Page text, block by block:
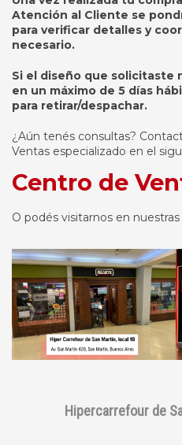
Atención al Cliente se
para verificar detalles y
necesario.
Si el diseño que solicitaste
en un máximo de 5 días
para retirar/despachar.
¿Aún tenés consultas?
Ventas especializado en el
Centro de
O podés visitarnos en nuestras
Hipercarrefour de